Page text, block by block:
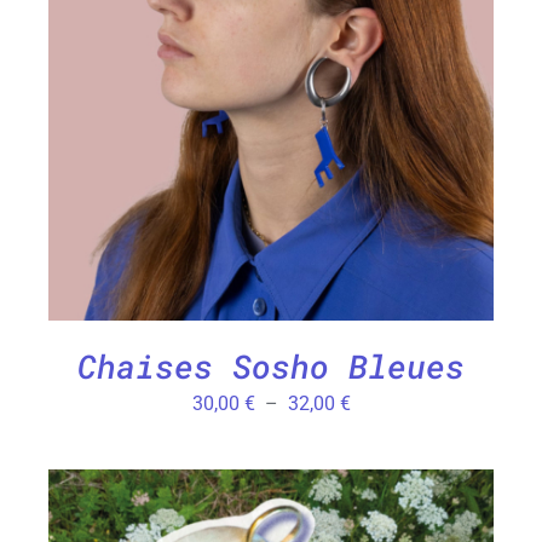
CHOIX DES OPTIONS
/
Chaises Sosho Bleues
30,00 € – 32,00 €Plage
prix :
30,00 €
à